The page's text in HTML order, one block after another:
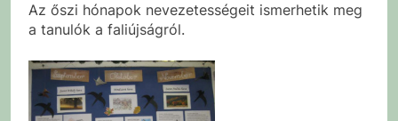
Az őszi hónapok nevezetességeit ismerhetik meg
a tanulók a faliújságról.